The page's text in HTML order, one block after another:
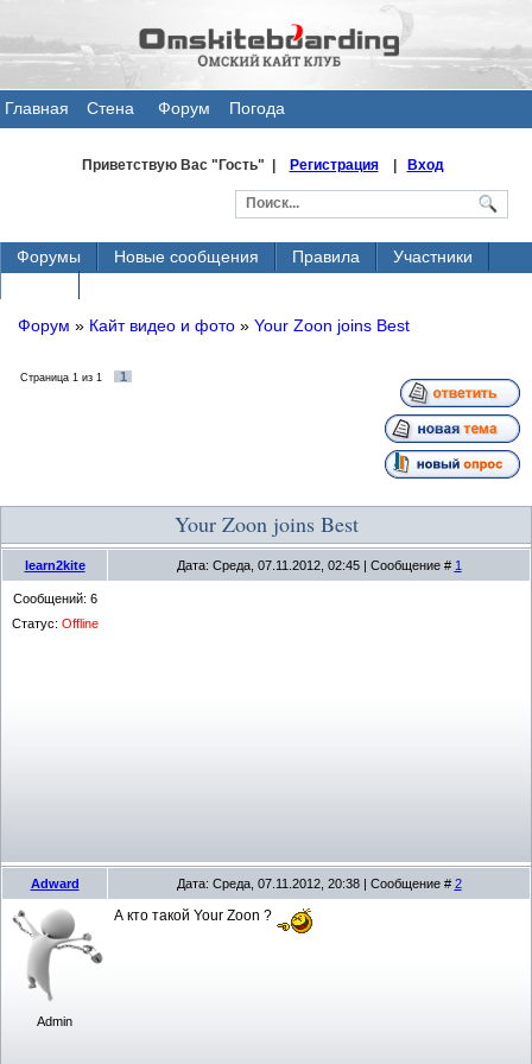
Главная
Стена
Форум Погода
Приветствую Вас"Гость" | Регистрация| Вход
Форумы Новые сообщения Правила
Участники
Форум » Кайт видео и фото » Your Zoon joins Best
Страница 1 из 1 1
Your Zoon joins Best
learn2kite Дата: Среда, 07.11.2012, 02:45 | Сообщение # 1
Сообщений: 6
Статус: Offline
Adward Дата: Среда, 07.11.2012, 20:38 | Сообщение # 2
Admin
А кто такой Your Zoon ?